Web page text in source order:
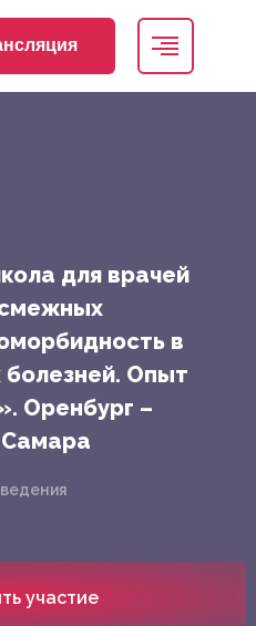
для врачей
в
болезней. Опыт
Оренбург –
участие